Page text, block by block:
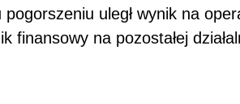
uległ wynik na
finansowy na pozostałej